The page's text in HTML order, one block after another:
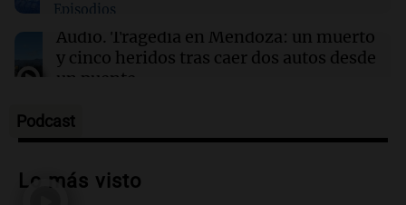
El recuerdo de Ignacio Boero al padre de
Lionel Messi: “Hasta siempre, Jorge”
Episodios
Audio. Tragedia en Mendoza: un muerto
y cinco heridos tras caer dos autos desde
un puente
Episodios
Audio.Messi llegará esta noche a
tras la muerte de su papá
Podcast
Lo más visto